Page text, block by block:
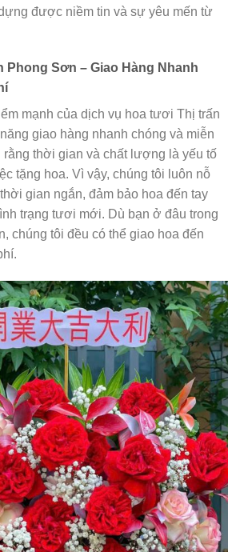
được niềm tin và sự yêu mến từ
Phong Sơn – Giao Hàng Nhanh
mạnh của dịch vụ hoa tươi Thị trấn
giao hàng nhanh chóng và miễn
rằng thời gian và chất lượng là yếu tố
tặng hoa. Vì vậy, chúng tôi luôn nỗ
gian ngắn, đảm bảo hoa đến tay
trạng tươi mới. Dù bạn ở đâu trong
chúng tôi đều có thể giao hoa đến